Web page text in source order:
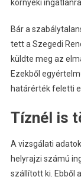
környéki
Bár a
tett a Szegedi
küldte meg az
Ezekből
határérték feletti
Tíznél is
A vizsgálati
helyrajzi számú
szállított ki. Ebből